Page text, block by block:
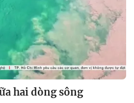
hai dòng sông